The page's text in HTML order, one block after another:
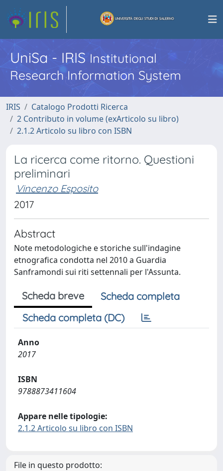
UniSa - IRISInstitutional
Research Information System
IRIS
Catalogo Prodotti Ricerca
2 Contributo in volume (exArticolo su libro)
2.1.2 Articolo su libro con ISBN
La ricerca come ritorno. Questioni
preliminari
Vincenzo Esposito
2017
Abstract
Note metodologiche e storiche sull'indagine
etnografica condotta nel 2010 a Guardia
Sanframondi sui riti settennali per l'Assunta.
Scheda breve
Scheda completa
Scheda completa (DC)
Anno
2017
ISBN
9788873411604
Appare nelle tipologie:
2.1.2 Articolo su libro con ISBN
File in questo prodotto: